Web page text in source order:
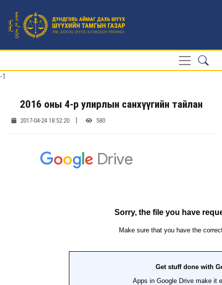
-1
2016 оны 4-р улирлын санхүүгийн тайлан
2017-04-24 18:52:20 | 580